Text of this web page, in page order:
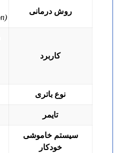
روش درمانی
(Electrical Stimulation)
کاربرد
نوع باتری
تایمر
سیستم خاموشی
خودکار